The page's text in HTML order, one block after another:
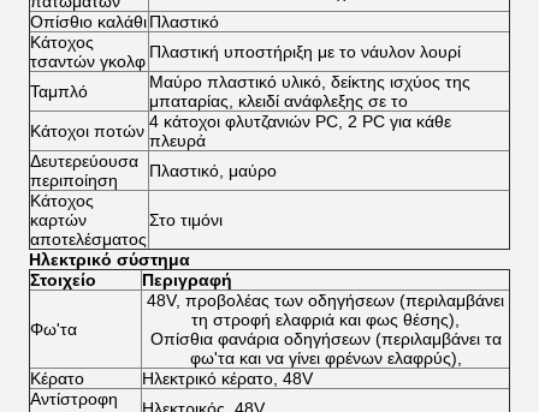
Οπίσθιο καλάθιΠλαστικό
Κάτοχος
τσαντών γκολφ Πλαστική υποστήριξη με το νάυλον λουρί
Ταμπλό
Μαύρο πλαστικό υλικό, δείκτης ισχύος της
μπαταρίας, κλειδί ανάφλεξης σε το
Κάτοχοι ποτών 4 κάτοχοι φλυτζανιών PC, 2 PC για κάθε
πλευρά
Δευτερεύουσα
περιποίηση
Πλαστικό, μαύρο
Κάτοχος
καρτών
αποτελέσματος
Στο τιμόνι
Ηλεκτρικό σύστημα
Στοιχείο
Περιγραφή
Φω'τα
48V, προβολέας των οδηγήσεων (περιλαμβάνει
τη στροφή ελαφριά και φως θέσης),
Οπίσθια φανάρια οδηγήσεων (περιλαμβάνει τα
φω'τα και να γίνει φρένων ελαφρύς),
Κέρατο
Ηλεκτρικό κέρατο, 48V
Αντίστροφη